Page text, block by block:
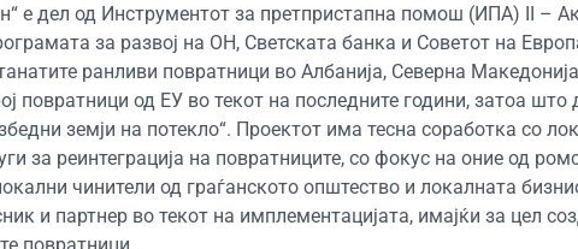
е дел од Инструментот за претпристапна помош (ИПА) II –
за развој на ОН, Светската банка и Советот на
ранливи повратници во Албанија, Северна
повратници од ЕУ во текот на последните години, затоа
земји на потекло“. Проектот има тесна соработка со
за реинтеграција на повратниците, со фокус на оние од
чинители од граѓанското општество и локалната
и партнер во текот на имплементацијата, имајќи за цел
повратници.